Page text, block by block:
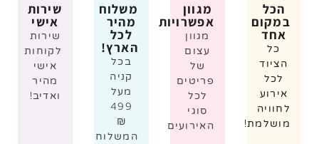
הכל
במקום
אחד
כל
הציוד
לכל
אירוע
לחוויה
מושלמת!
מגוון
אפשרויות
מגוון
עצום
של
פריטים
לכל
סוגי
האירועים
משלוח
מהיר
לכל
הארץ!
בכל
קניה
מעל
499
₪
המשלוח
שירות
אישי
שירות
לקוחות
אישי
מהיר
ואדיב!